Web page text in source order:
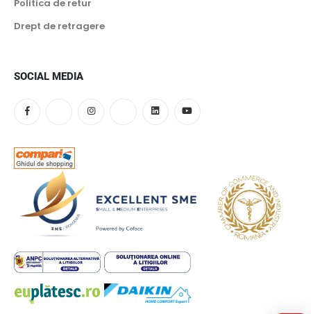
Politica de retur
Drept de retragere
SOCIAL MEDIA